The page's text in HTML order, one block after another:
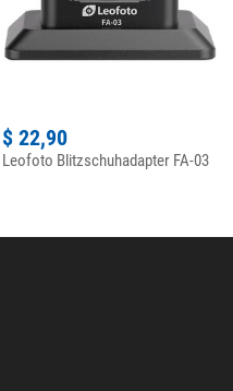
$ 22,90
Leofoto Blitzschuhadapter FA-03